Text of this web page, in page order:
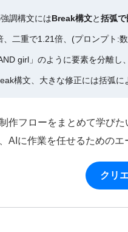
調構文にはBreak構文と括弧
、二重で1.21倍、(プロンプト:
girl」のように要素を分離し
構文、大きな修正には括弧
作フローをまとめて学び
AIに作業を任せるための
クリ